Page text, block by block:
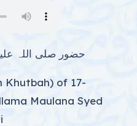
حضور صلی اللہ
Khutbah) of 17-
Maulana Syed